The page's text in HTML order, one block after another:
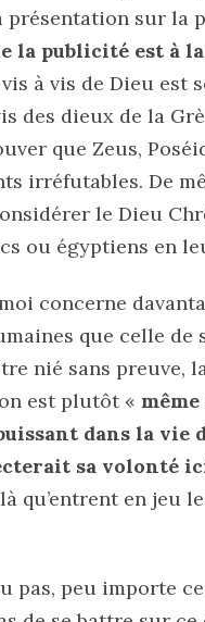
sur la
la publicité est à
à vis de Dieu est
dieux de la
que Zeus,
irréfutables. De
le Dieu
ou égyptiens en
concerne
que celle de
nié sans preuve,
est plutôt «
dans la vie
sa volonté ici
là qu’entrent en jeu
pas, peu importe